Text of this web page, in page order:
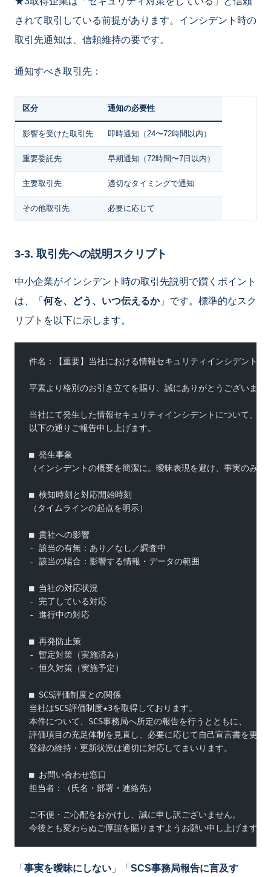
されて取引している前提があります。インシデント時の
取引先通知は、信頼維持の要です。
通知すべき取引先：
区分 通知の必要性
影響を受けた取引先 即時通知（24〜72時間以内）
重要委託先 早期通知（72時間〜7日以内）
主要取引先 適切なタイミングで通知
その他取引先 必要に応じて
3-3. 取引先への説明スクリプト
中小企業がインシデント時の取引先説明で躓くポイント
は、「 何を、どう、いつ伝えるか」です。標準的なスク
リプトを以下に示します。
件名：【重要】当社における情報セキュリティインシデントの
平素より格別のお引き立てを賜り、誠にありがとうございます
当社にて発生した情報セキュリティインシデントについて、
以下の通りご報告申し上げます。
■ 発生事象
（インシデントの概要を簡潔に。曖昧表現を避け、事実のみ記
■ 検知時刻と対応開始時刻
（タイムラインの起点を明示）
■ 貴社への影響
- 該当の有無：あり／なし／調査中
- 該当の場合：影響する情報・データの範囲
■ 当社の対応状況
- 完了している対応
- 進行中の対応
■ 再発防止策
- 暫定対策（実施済み）
- 恒久対策（実施予定）
■ SCS評価制度との関係
当社はSCS評価制度★3を取得しております。
本件について、SCS事務局へ所定の報告を行うとともに、
評価項目の充足体制を見直し、必要に応じて自己宣言書を更新
登録の維持・更新状況は適切に対応してまいります。
■ お問い合わせ窓口
担当者：（氏名・部署・連絡先）
ご不便・ご心配をおかけし、誠に申し訳ございません。
今後とも変わらぬご厚誼を賜りますようお願い申し上げます。
「 事実を曖昧にしない 」「 SCS事務局報告に言及す